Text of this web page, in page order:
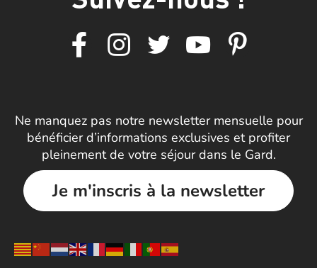
Ne manquez pas notre newsletter mensuelle pour
bénéficier d’informations exclusives et profiter
pleinement de votre séjour dans le Gard.
Je m'inscris à la newsletter